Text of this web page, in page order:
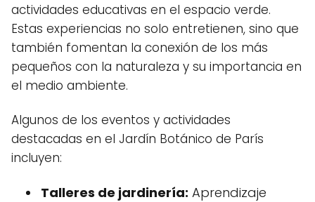
actividades educativas en el espacio verde.
Estas experiencias no solo entretienen, sino que
también fomentan la conexión de los más
pequeños con la naturaleza y su importancia en
el medio ambiente.
Algunos de los eventos y actividades
destacadas en el Jardín Botánico de París
incluyen:
Talleres de jardinería: Aprendizaje